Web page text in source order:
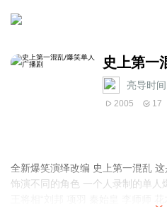
史上第一
亮导时间
2005 17
全新爆笑演绎改编 史上第一混乱
饰演不同的角色 一个人录制的单